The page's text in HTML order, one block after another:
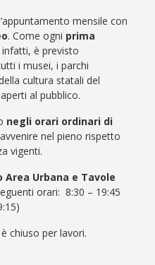
mensile con
. Come ogni prima
infatti, è previsto
i musei, i parchi
cultura statali del
al pubblico.
negli orari ordinari di
nel pieno rispetto
vigenti.
Area Urbana e Tavole
orari: 8:30 – 19:45
chiuso per lavori.